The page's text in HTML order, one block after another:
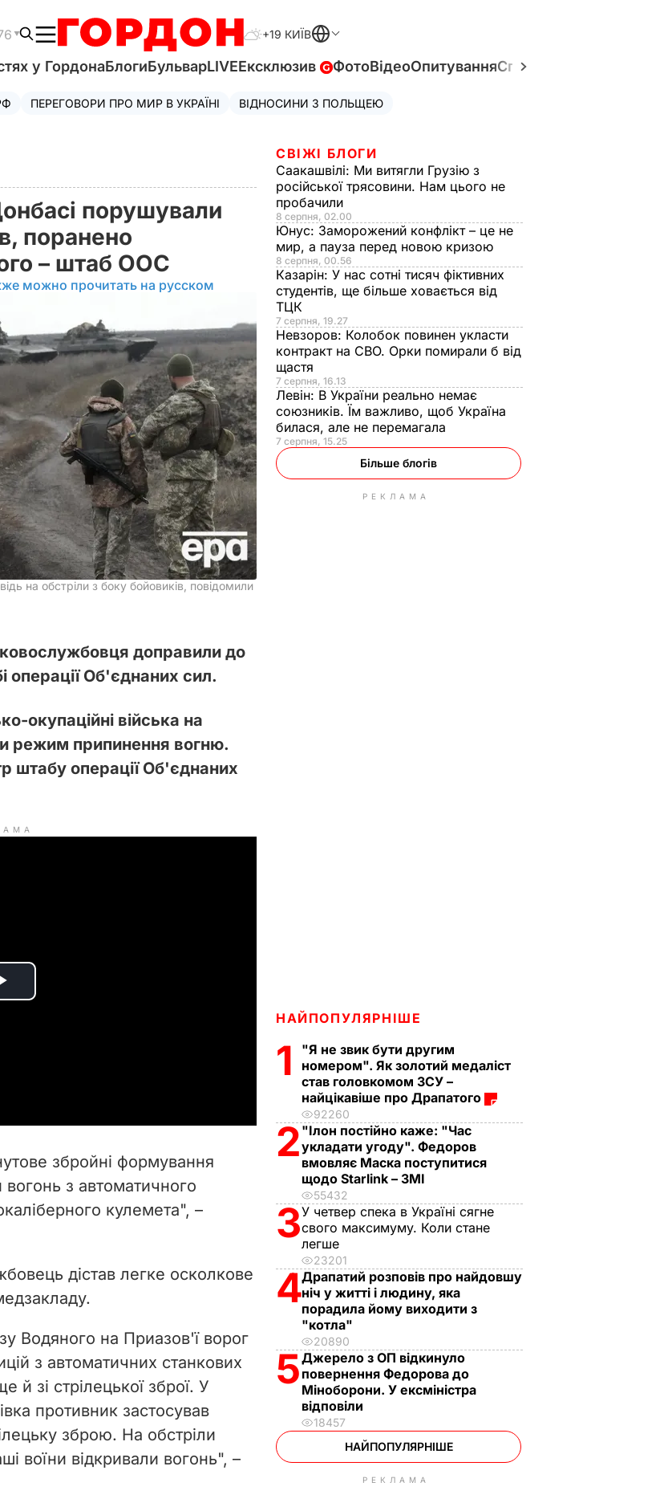
+19 КИЇВ
у ГордонаБлогиБульварLIVEЕксклюзив ФотоВідеоОпитуванняСпецпроєкти
ПЕРЕГОВОРИ ПРО МИР В УКРАЇНІ ВІДНОСИНИ З ПОЛЬЩЕЮ
порушували
поранено
– штаб ООС
можно прочитать на русском
на обстріли з боку бойовиків, повідомили
доправили до
операції Об'єднаних сил.
окупаційні війська на
режим припинення вогню.
штабу операції Об'єднаних
P
i
d
o
збройні формування
вогонь з автоматичного
кулемета", –
дістав легке осколкове
Водяного на Приазов'ї ворог
з автоматичних станкових
й зі стрілецької зброї. У
противник застосував
зброю. На обстріли
воїни відкривали вогонь", –
СВІЖІ БЛОГИ
Саакашвілі: Ми витягли Грузію з
російської трясовини. Нам цього не
пробачили
8 серпня, 02.00
Юнус: Заморожений конфлікт – це не
мир, а пауза перед новою кризою
8 серпня, 00.56
Казарін: У нас сотні тисяч фіктивних
студентів, ще більше ховається від
ТЦК
7 серпня, 19.27
Невзоров: Колобок повинен укласти
контракт на СВО. Орки помирали б від
щастя
7 серпня, 16.13
Левін: В України реально немає
союзників. Їм важливо, щоб Україна
билася, але не перемагала
7 серпня, 15.25
Більше блогів
РЕКЛАМА
НАЙПОПУЛЯРНІШЕ
1
"Я не звик бути другим
номером". Як золотий медаліст
став головкомом ЗСУ –
найцікавіше про Драпатого
92260
2 "Ілон постійно каже: "Час
укладати угоду". Федоров
вмовляє Маска поступитися
щодо Starlink – ЗМІ
55432
3У четвер спека в Україні сягне
свого максимуму. Коли стане
легше
23201
4Драпатий розповів про найдовшу
ніч у житті і людину, яка
порадила йому виходити з
"котла"
20890
5Джерело з ОП відкинуло
повернення Федорова до
Міноборони. У ексміністра
відповіли
18457
НАЙПОПУЛЯРНІШЕ
РЕКЛАМА